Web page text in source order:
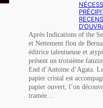
Après Indications of the
et Nettement flou de
éditrice talentueuse et
présent un troisième
End d’Antoine d’Agata.
papier cristal est
papier ouvert, l’on
tramée…